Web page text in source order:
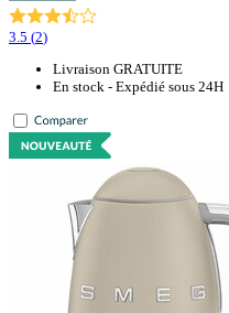
3.5 (2)
Livraison GRATUITE
En stock - Expédié sous 24H